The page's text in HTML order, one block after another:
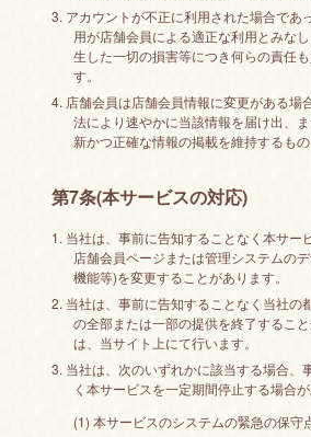
3. アカウントが不正に利用された場合であ
用が店舗会員による適正な利用とみな
生した一切の損害等につき何らの責任
す。
4. 店舗会員は店舗会員情報に変更がある場
法により速やかに当該情報を届け出、
新かつ正確な情報の掲載を維持するもの
第7条(本サービスの対応)
1. 当社は、事前に告知することなく本サー
店舗会員ページまたは管理システムの
機能等)を変更することがあります。
2. 当社は、事前に告知することなく当社の
の全部または一部の提供を終了するこ
は、当サイト上にて行います。
3. 当社は、次のいずれかに該当する場合、
く本サービスを一定期間停止する場合が
(1) 本サービスのシステムの緊急の保守